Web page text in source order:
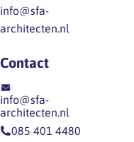
info@sfa-
architecten.nl
Contact
info@sfa-
architecten.nl
085 401 4480